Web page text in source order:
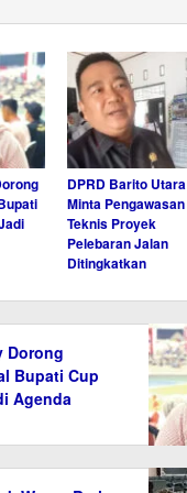
DPRD Barito Utara
Minta Pengawasan
Teknis Proyek
Pelebaran Jalan
Ditingkatkan
Dorong
Bupati Cup
Agenda